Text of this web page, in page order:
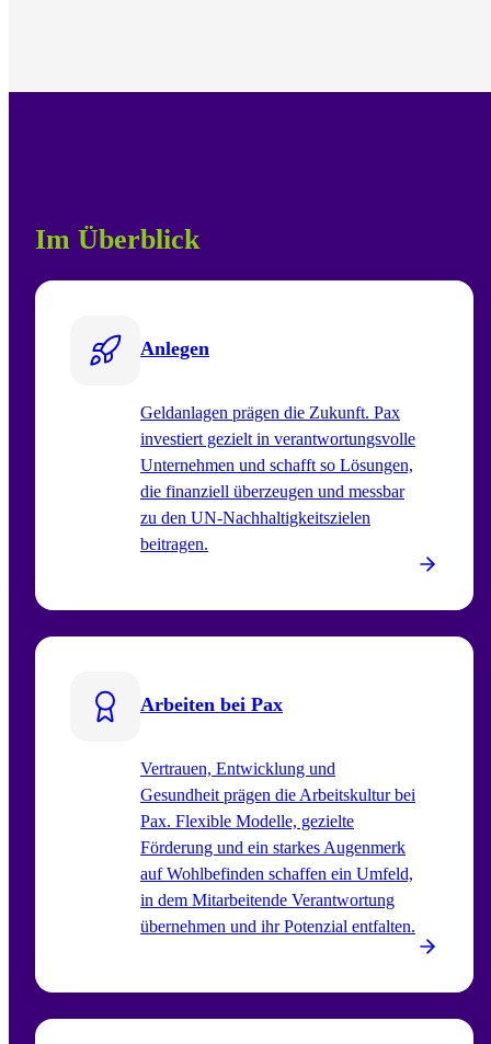
Im Überblick
Anlegen
Geldanlagen prägen die Zukunft. Pax
investiert gezielt in verantwortungsvolle
Unternehmen und schafft so Lösungen,
die finanziell überzeugen und messbar
zu den UN‑Nachhaltigkeitszielen
beitragen.
Arbeiten bei Pax
Vertrauen, Entwicklung und
Gesundheit prägen die Arbeitskultur bei
Pax. Flexible Modelle, gezielte
Förderung und ein starkes Augenmerk
auf Wohlbefinden schaffen ein Umfeld,
in dem Mitarbeitende Verantwortung
übernehmen und ihr Potenzial entfalten.